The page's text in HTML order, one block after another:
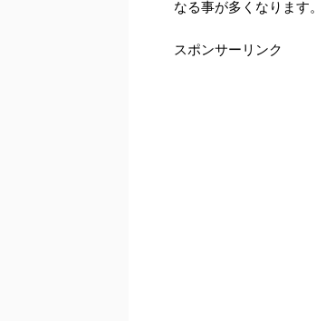
なる事が多くなります。
スポンサーリンク